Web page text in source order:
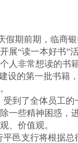
假期前期，临商
展“读一本好书”
人非常想读的书
设的第一批书籍
受到了全体员工
一些精神困惑，
、价值观。
平邑支行将根据